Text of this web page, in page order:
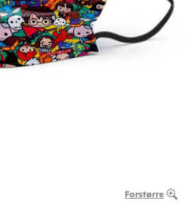
Forstørre